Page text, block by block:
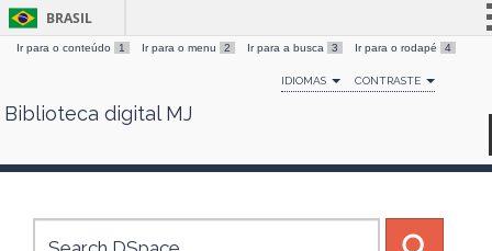
Skip
BRASIL
Simplifique!
Comunica BR
Canais
Ir para o conteúdo 1 Ir para o menu 2 Ir para a busca 3 Ir para o rodapé 4
IDIOMAS CONTRASTE
Biblioteca digital MJ